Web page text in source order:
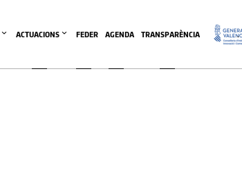
ACTUACIONS FEDER AGENDA TRANSPARÈNCIA .